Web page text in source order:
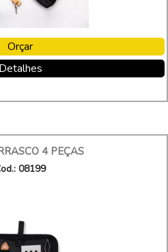
Orçar
Detalhes
4 PEÇAS
08199